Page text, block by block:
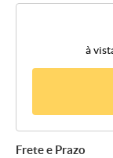
à
Frete e Prazo